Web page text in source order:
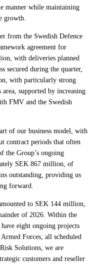
manner while maintaining
growth.
from the Swedish Defence
agreement for
with deliveries planned
secured during the quarter,
with particularly strong
supported by increasing
FMV and the Swedish
of our business model, with
contract periods that often
the Group’s ongoing
SEK 867 million, of
outstanding, providing us
forward.
to SEK 144 million,
of 2026. Within the
eight ongoing projects
Forces, all scheduled
Solutions, we are
customers and reseller